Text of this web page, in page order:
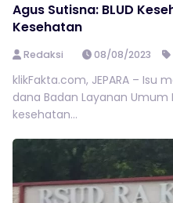
Agus Sutisna: BLUD
Kesehatan
Redaksi 08/08/2023
klikFakta.com, JEPARA – Isu
dana Badan Layanan Umum
kesehatan...